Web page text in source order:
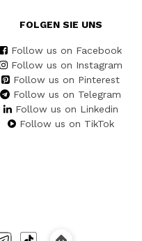
FOLGEN SIE UNS
Follow us on Facebook
Follow us on Instagram
Follow us on Pinterest
Follow us on Telegram
Follow us on Linkedin
Follow us on TikTok